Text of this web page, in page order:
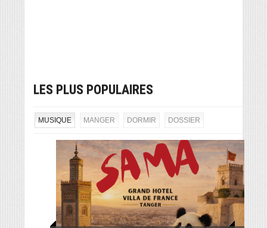
LES PLUS POPULAIRES
MUSIQUE MANGER DORMIR DOSSIER